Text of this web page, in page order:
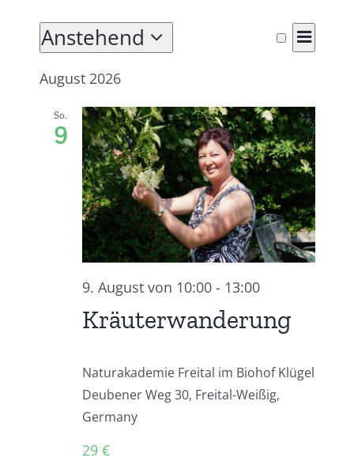
Suche
Liste
Anstehend
Datum
wählen.
August 2026
So.
9
9. August von 10:00- 13:00
Kräuterwanderung
Naturakademie Freital im Biohof Klügel
Deubener Weg 30, Freital-Weißig,
Germany
29 €